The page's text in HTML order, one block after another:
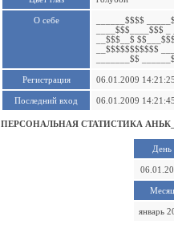
О себе
______$$$$
____$$$____$$$
__$$$__$
__$$$$$$$$$$$
_______$$
Регистрация 06.01.2009
Последний вход 06.01.2009
ПЕРСОНАЛЬНАЯ СТАТИСТИКА
День
Месяц
январь